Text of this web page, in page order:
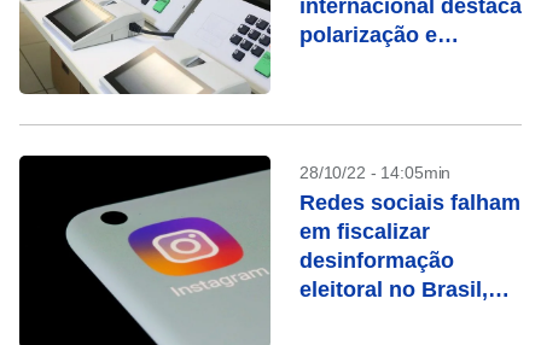
internacional destaca
polarização e
28/10/22 - 14:05min
Redes sociais falham
em fiscalizar
desinformação
eleitoral no Brasil,